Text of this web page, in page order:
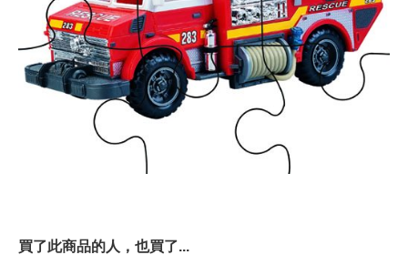
買了此商品的人，也買了...